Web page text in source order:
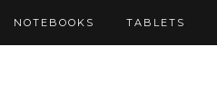
NOTEBOOKS TABLETS